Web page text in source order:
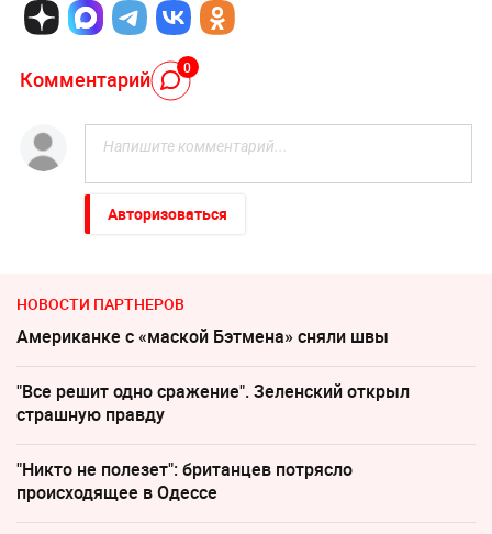
Комментарий 0
Авторизоваться
НОВОСТИ ПАРТНЕРОВ
Американке с «маской Бэтмена» сняли швы
"Все решит одно сражение". Зеленский открыл
страшную правду
"Никто не полезет": британцев потрясло
происходящее в Одессе